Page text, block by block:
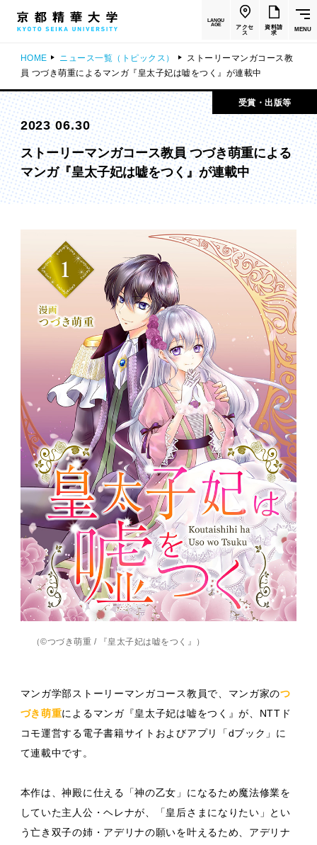
LANGU
AGE
アクセ
ス
資料請
求
MENU
HOME ニュース一覧（トピックス）
ストーリーマンガコース教
員 つづき萌重によるマンガ『皇太子妃は嘘をつく』が連載中
受賞・出版等
2023 06.30
ストーリーマンガコース教員 つづき萌重による
マンガ『皇太子妃は嘘をつく』が連載中
（©つづき萌重 / 『皇太子妃は嘘をつく』）
マンガ学部ストーリーマンガコース教員で、マンガ家のつ
づき萌重によるマンガ『皇太子妃は嘘をつく』が、NTTド
コモ運営する電子書籍サイトおよびアプリ「dブック」に
て連載中です。
本作は、神殿に仕える「神の乙女」になるため魔法修業を
していた主人公・ヘレナが、「皇后さまになりたい」とい
う亡き双子の姉・アデリナの願いを叶えるため、アデリナ